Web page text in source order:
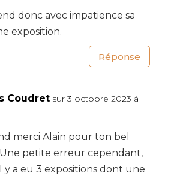
donc avec impatience sa
exposition.
Réponse
Coudret sur 3 octobre 2023 à
merci Alain pour ton bel
petite erreur cependant,
y a eu 3 expositions dont une